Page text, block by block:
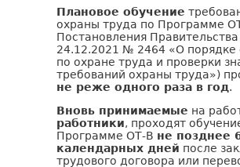
Плановое обучение
охраны труда по Программе
Постановления
24.12.2021 № 2464 «О порядке
по охране труда и проверки
требований охраны труда»)
не реже одного раза в год.
Вновь принимаемые на
работники, проходят
Программе ОТ-В не позднее
календарных дней после
трудового договора или